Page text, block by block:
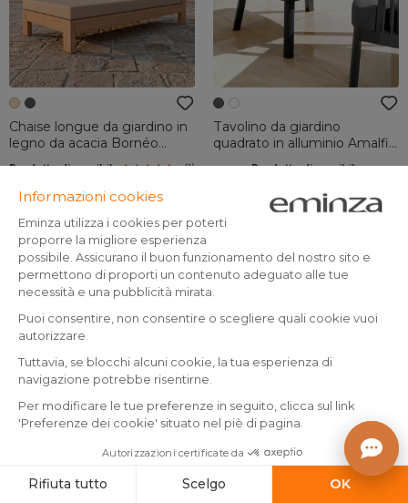
Chaise longue da giardino in
legno da acacia Bornéo
Prodotto disponibile (1)
-14% 599.- 699.99
Aggiungo al carrello
Tavolino da giardino
quadrato in alluminio Amalfi
Prodotto disponibile
149.-